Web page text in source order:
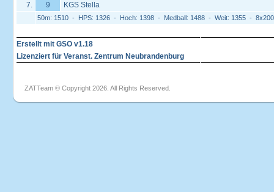
7. 9 KGS Stella
50m: 1510 - HPS: 1326 - Hoch: 1398 - Medball: 1488 - Weit: 1355 -
Erstellt mit GSO v1.18
Lizenziert für Veranst. Zentrum Neubrandenburg
ZATTeam © Copyright 2026. All Rights Reserved.